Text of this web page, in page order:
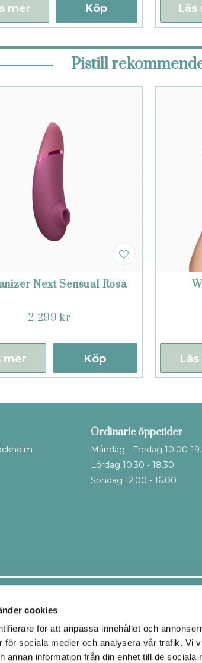
cookies
för att anpassa innehållet och
för sociala medier och analysera vår trafik. Vi
annan information från din enhet till de sociala
Köp
mer Läs
Pistill
Next Sensual Rosa
2 299 kr
Köp
mer
Ordinarie öppetider
Måndag - Fredag 10.00-
Lördag 10.30 - 18.30
Söndag 12.00 - 16.00
Ombud
Hemleverans